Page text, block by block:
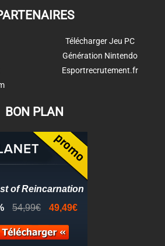
Télécharger Jeu PC
Génération Nintendo
Esportrecrutement.fr
BON PLAN